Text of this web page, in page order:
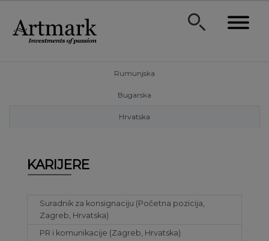
Rumunjska
Bugarska
Hrvatska
KARIJERE
Suradnik za konsignaciju (Početna pozicija,
Zagreb, Hrvatska)
PR i komunikacije (Zagreb, Hrvatska)